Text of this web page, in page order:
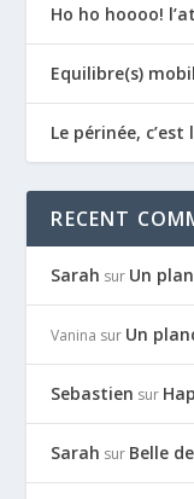
Ho ho hoooo!
Equilibre(s)
Le périnée, c’est
RECENT
Sarah sur Un
Vanina sur Un
Sebastien sur
Sarah sur Belle